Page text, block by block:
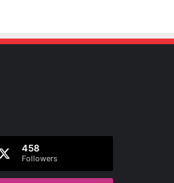
458
Followers